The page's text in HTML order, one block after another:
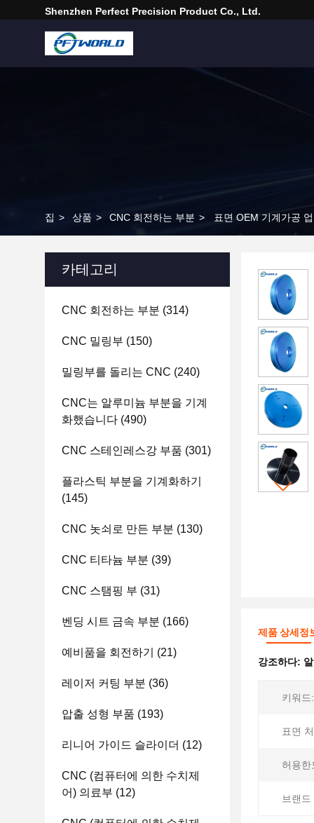
Shenzhen Perfect Precision Product Co., Ltd.
집 > 상품 > CNC 회전하는 부분 > 표면 OEM 기계가공
카테고리
CNC 회전하는 부분 (314)
CNC 밀링부 (150)
밀링부를 돌리는 CNC (240)
CNC는 알루미늄 부분을 기계
화했습니다 (490)
CNC 스테인레스강 부품 (301)
플라스틱 부분을 기계화하기
(145)
CNC 놋쇠로 만든 부분 (130)
CNC 티타늄 부분 (39)
CNC 스탬핑 부 (31)
벤딩 시트 금속 부분 (166)
예비품을 회전하기 (21)
레이저 커팅 부분 (36)
압출 성형 부품 (193)
리니어 가이드 슬라이더 (12)
CNC (컴퓨터에 의한 수치제
어) 의료부 (12)
제품 상세정
강조하다:
키워드:
표면
허용한
브랜